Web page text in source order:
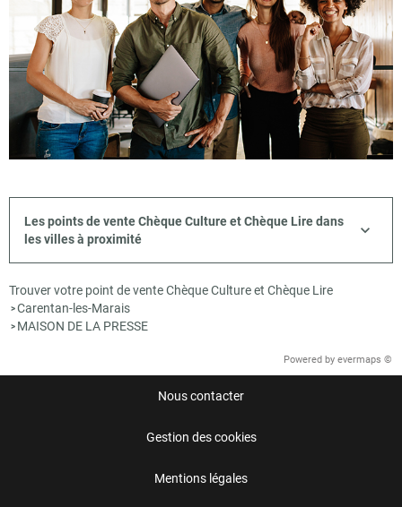
Les points de vente Chèque Culture et Chèque Lire dans
les villes à proximité
Trouver votre point de vente Chèque Culture et Chèque Lire
>Carentan-les-Marais
> MAISON DE LA PRESSE
Powered by evermaps ©
Nous contacter
Gestion des cookies
Mentions légales